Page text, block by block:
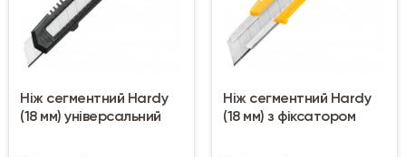
Ніж сегментний Hardy
(18 мм) універсальний
Ніж сегментний Hardy
(18 мм) з фіксатором